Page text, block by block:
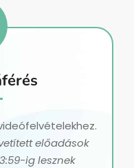
előadások
ig lesznek